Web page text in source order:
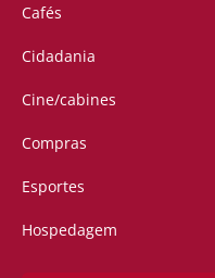
Cafés
Cidadania
Cine/cabines
Compras
Esportes
Hospedagem